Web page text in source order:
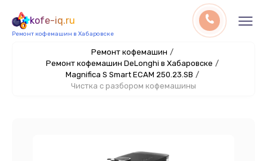
kofe-iq.ru
Ремонт кофемашин в Хабаровске
Ремонт кофемашин /
Ремонт кофемашин DeLonghi в Хабаровске /
Magnifica S Smart ECAM 250.23.SB /
Чистка с разбором кофемашины